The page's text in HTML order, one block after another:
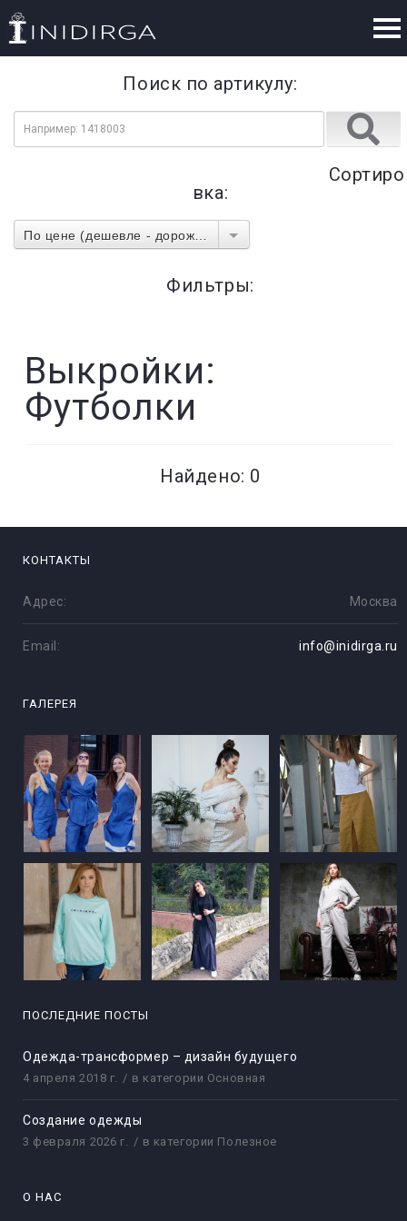
Выкройки:
Футболки
Найдено: 0
Поиск по артикулу:
Сортиро
вка:
Фильтры:
КОНТАКТЫ
Адрес: Москва
Email: info@inidirga.ru
ГАЛЕРЕЯ
ПОСЛЕДНИЕ ПОСТЫ
Одежда-трансформер – дизайн будущего
4 апреля 2018 г. в категории Основная
Создание одежды
3 февраля 2026 г. в категории Полезное
О НАС